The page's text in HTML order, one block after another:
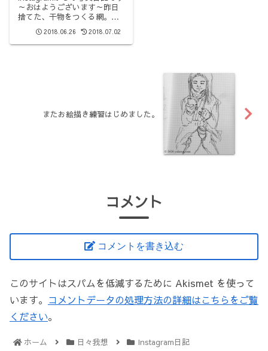
～おはようございます～昨日
捨てた、干物をつくる網。今
までありがとう!#1日1捨 #断
2018.06.26 2018.07.02
またお絵描き練習はじめました。
コメント
コメントを書き込む
このサイトはスパムを低減するために Akismet を使って
います。 コメントデータの処理方法の詳細はこちらをご覧
ください。
ホーム 日々我想 Instagram日記